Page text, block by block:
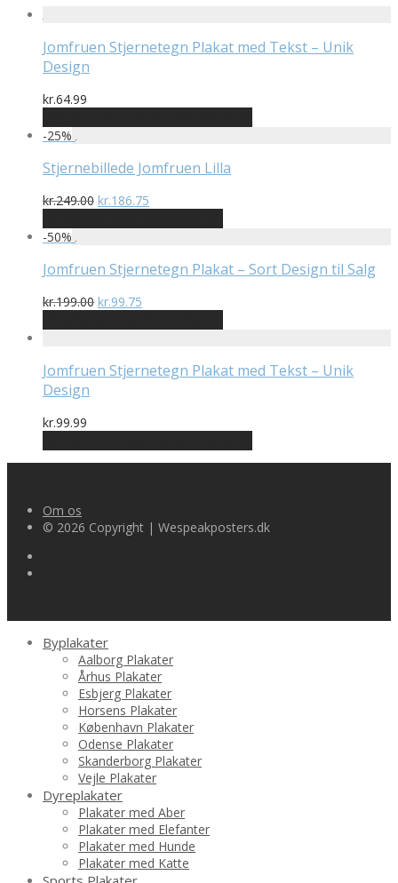
Jomfruen Stjernetegn Plakat med Tekst – Unik
Design
kr.64.99
-25%
Stjernebillede Jomfruen Lilla
kr.249.00 Den
pris
kr.249.00.
kr.186.75
pris
kr.186.75.
-50%
Jomfruen Stjernetegn Plakat – Sort Design til Salg
kr.199.00 Den
pris
kr.199.00.
kr.99.75
pris
kr.99.75.
Jomfruen Stjernetegn Plakat med Tekst – Unik
Design
kr.99.99
Om os
© 2026 Copyright | Wespeakposters.dk
Byplakater
Aalborg Plakater
Århus Plakater
Esbjerg Plakater
Horsens Plakater
København Plakater
Odense Plakater
Skanderborg Plakater
Vejle Plakater
Dyreplakater
Plakater med Aber
Plakater med Elefanter
Plakater med Hunde
Plakater med Katte